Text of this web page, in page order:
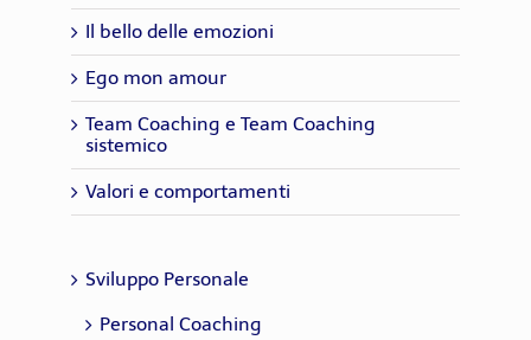
Il bello delle emozioni
Ego mon amour
Team Coaching e Team Coaching
sistemico
Valori e comportamenti
Sviluppo Personale
Personal Coaching